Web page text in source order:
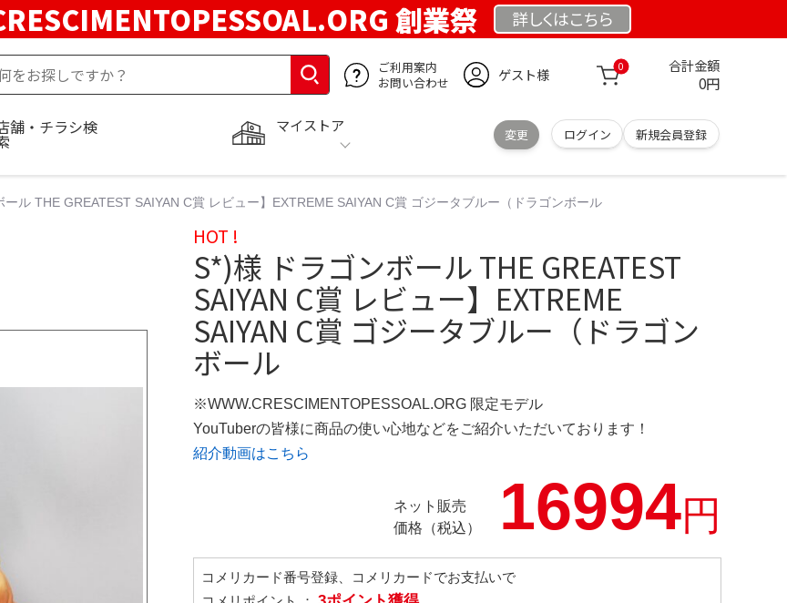
創業祭 詳しくはこちら
ご利用案内
お問い合わせ
ゲスト様 0 合計金額
0円
マイストア
変更 ログイン 新規会員登録
舗・チラシ検
ール THE GREATEST SAIYAN C賞 レビュー】EXTREME SAIYAN C賞 ゴジータブルー（ドラゴンボール
HOT !
S*)様 ドラゴンボール THE GREATEST
SAIYAN C賞 レビュー】EXTREME
SAIYAN C賞 ゴジータブルー（ドラゴン
ボール
※WWW.CRESCIMENTOPESSOAL.ORG 限定モデル
YouTuberの皆様に商品の使い心地などをご紹介いただいております！
紹介動画はこちら
ネット販売
価格（税込）
16994円
コメリカード番号登録、コメリカードでお支払いで